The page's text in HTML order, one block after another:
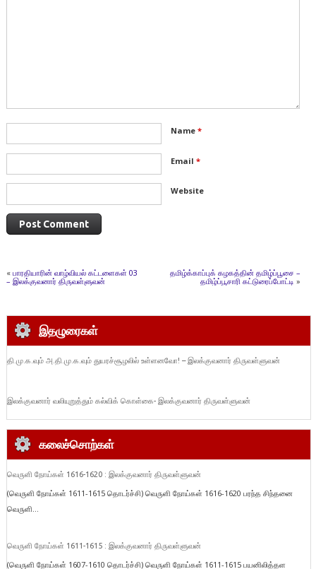
Name *
Email *
Website
« பாரதியாரின் வாழ்வியல் கட்டளைகள் 03
– இலக்குவனார் திருவள்ளுவன்
தமிழ்க்காப்புக் கழகத்தின் தமிழ்ப்பூசை –
தமிழ்ப்பூசாரி கட்டுரைப்போட்டி »
இதழுரைகள்
தி.மு.க.வும் அ.தி.மு.க.வும் துயரச்சூழலில் உள்ளனவோ! – இலக்குவனார் திருவள்ளுவன்
இலக்குவனார் வலியுறுத்தும் கல்விக் கொள்கை- இலக்குவனார் திருவள்ளுவன்
கலைச்சொற்கள்
வெருளி நோய்கள் 1616-1620 : இலக்குவனார் திருவள்ளுவன்
(வெருளி நோய்கள் 1611-1615 தொடர்ச்சி) வெருளி நோய்கள் 1616-1620 பரந்த சிந்தனை
வெருளி...
வெருளி நோய்கள் 1611-1615 : இலக்குவனார் திருவள்ளுவன்
(வெருளி நோய்கள் 1607-1610 தொடர்ச்சி) வெருளி நோய்கள் 1611-1615 பயனிலித்தள